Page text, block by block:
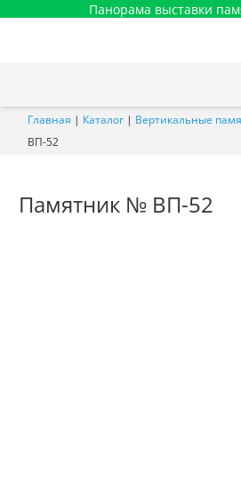
Панорама выставки
Главная | Каталог | Вертикальные
ВП-52
Памятник № ВП-52